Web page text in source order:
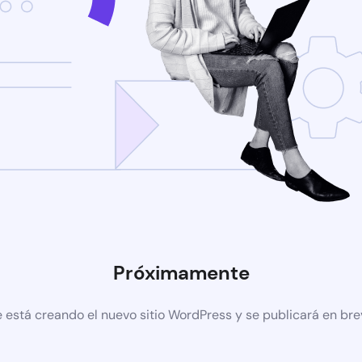
Próximamente
está creando el nuevo sitio WordPress y se publicará en